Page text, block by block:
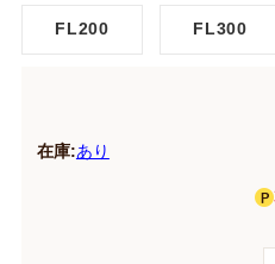
在庫:あり
FL200 FL300